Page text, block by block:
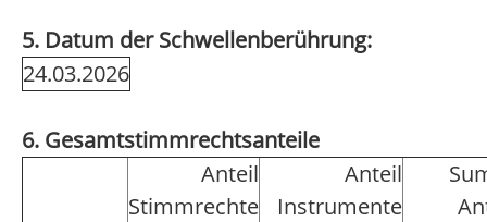
5. Datum der Schwellenberührung:
24.03.2026
6. Gesamtstimmrechtsanteile
Anteil
Stimmrechte
Anteil
Instrumente